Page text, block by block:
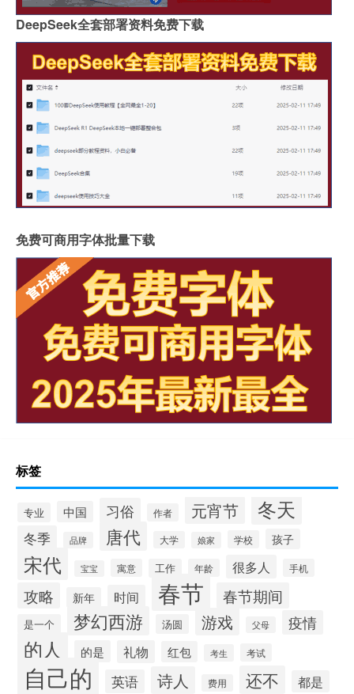
DeepSeek全套部署资料免费下载
免费可商用字体批量下载
标签
专业 中国 习俗 作者 元宵节 冬天
冬季 品牌 唐代 大学 娘家 学校 孩子
宋代 宝宝 寓意 工作 年龄 很多人 手机
攻略 新年 时间 春节 春节期间
是一个 梦幻西游 汤圆 游戏 父母 疫情
的人 的是 礼物 红包 考生 考试
自己的 英语 诗人 费用 还不 都是